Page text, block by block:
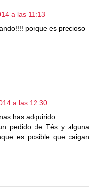
a las 11:13
porque es precioso
a las 12:30
has adquirido.
pedido de Tés y alguna
es posible que caigan